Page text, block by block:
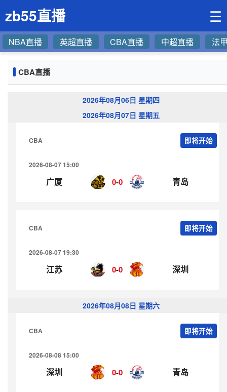
zb55直播 ☰
NBA直播 英超直播 CBA直播 中超直播 法
CBA直播
2026年08月06日 星期四
2026年08月07日 星期五
CBA
2026-08-07 15:00
广厦 0-0 青岛
即将开始
CBA
2026-08-07 19:30
江苏 0-0 深圳
即将开始
2026年08月08日 星期六
CBA
2026-08-08 15:00
深圳 0-0 青岛
即将开始